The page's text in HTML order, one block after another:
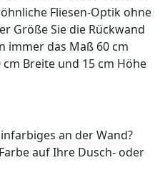
Fliesen-Optik ohne
Größe Sie die Rückwand
immer das Maß 60 cm
Breite und 15 cm Höhe
an der Wand?
auf Ihre Dusch- oder